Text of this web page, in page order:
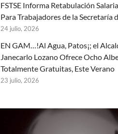
FSTSE Informa Retabulación
Para Trabajadores de la Secretaría
24 julio, 2026
EN GAM…!Al Agua, Patos¡; el
Janecarlo Lozano Ofrece Ocho
Totalmente Gratuitas, Este Verano
23 julio, 2026